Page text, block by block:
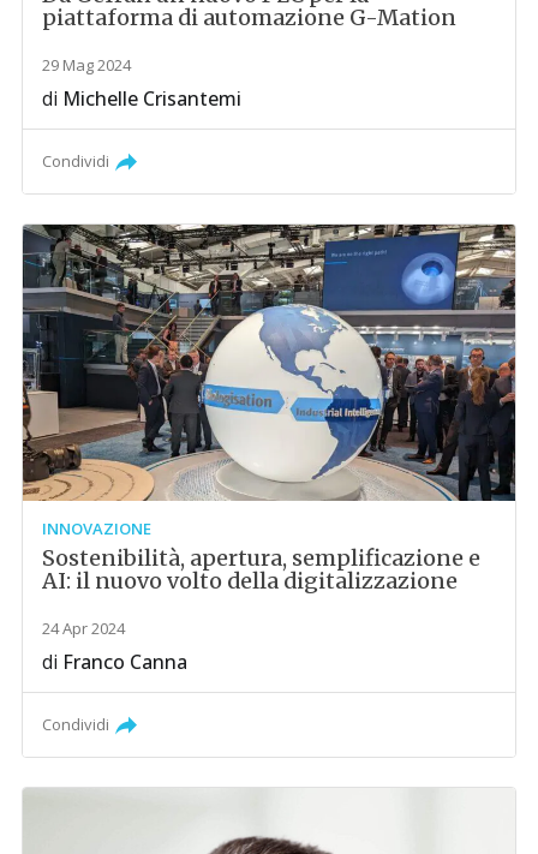
piattaforma di automazione G-Mation
29 Mag 2024
di Michelle Crisantemi
Condividi
INNOVAZIONE
Sostenibilità, apertura, semplificazione e
AI: il nuovo volto della digitalizzazione
24 Apr 2024
di Franco Canna
Condividi